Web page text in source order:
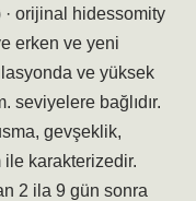
orijinal hidessomity
erken ve yeni
ve yüksek
seviyelere bağlıdır.
gevşeklik,
ile karakterizedir.
2 ila 9 gün sonra